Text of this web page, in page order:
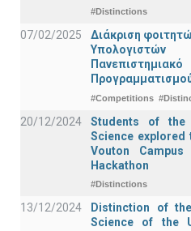
#Distinctions
07/02/2025
Διάκριση
#Competitions
20/12/2024
Students of the
Science explored
Vouton
Hackathon
#Distinctions
13/12/2024
Distinction of
Science of the